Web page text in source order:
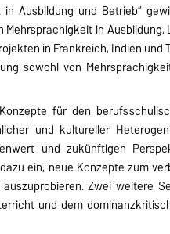
Ausbildung und Betrieb“
in
in Frankreich, Indien und
sowohl von
für den
und kultureller
und zukünftigen
ein, neue Konzepte zum
Zwei weitere
und dem